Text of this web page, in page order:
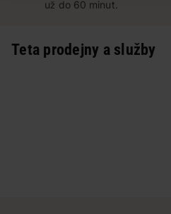
už do 60 minut.
Teta prodejny a služby